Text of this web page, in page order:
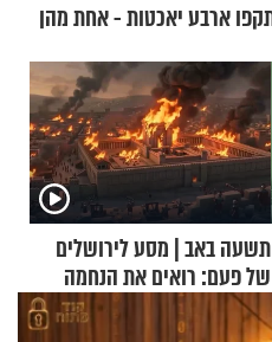
ארבע יאכטות - אחת מהן
תשעה באב | מסע לירושלים
של פעם: רואים את הנחמה